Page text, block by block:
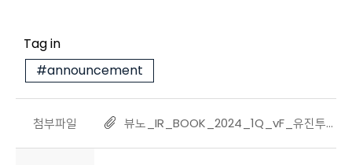
Tag in
#announcement
첨부파일 뷰노_IR_BOOK_2024_1Q_vF_유진투자증권.pdf